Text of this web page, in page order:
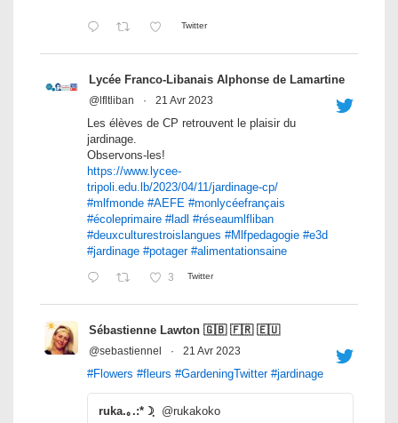
Twitter
Lycée Franco-Libanais Alphonse de Lamartine
@lfltliban · 21 Avr 2023
Les élèves de CP retrouvent le plaisir du
jardinage.
Observons-les!
https://www.lycee-
tripoli.edu.lb/2023/04/11/jardinage-cp/
#mlfmonde #AEFE #monlycéefrançais
#écoleprimaire #ladl #réseaumlfliban
#deuxculturestroislangues #Mlfpedagogie #e3d
#jardinage #potager #alimentationsaine
3 Twitter
Sébastienne Lawton 🇬🇧 🇫🇷 🇪🇺
@sebastiennel · 21 Avr 2023
#Flowers #fleurs #GardeningTwitter #jardinage
ruka.｡.:*☽ฺ @rukakoko